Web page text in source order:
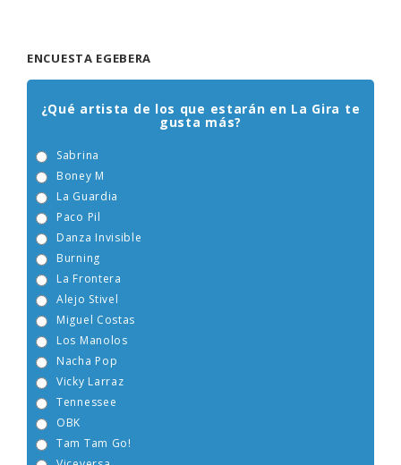
¿Qué artista de los que estarán en La Gira te
gusta más?
Boney M
Burning
Alejo Stivel
Miguel Costas
Nacha Pop
Vicky Larraz